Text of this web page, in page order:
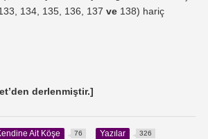
134, 135, 136, 137 ve138) hariç
derlenmiştir.]
Ait Köşe 76 Yazılar 326